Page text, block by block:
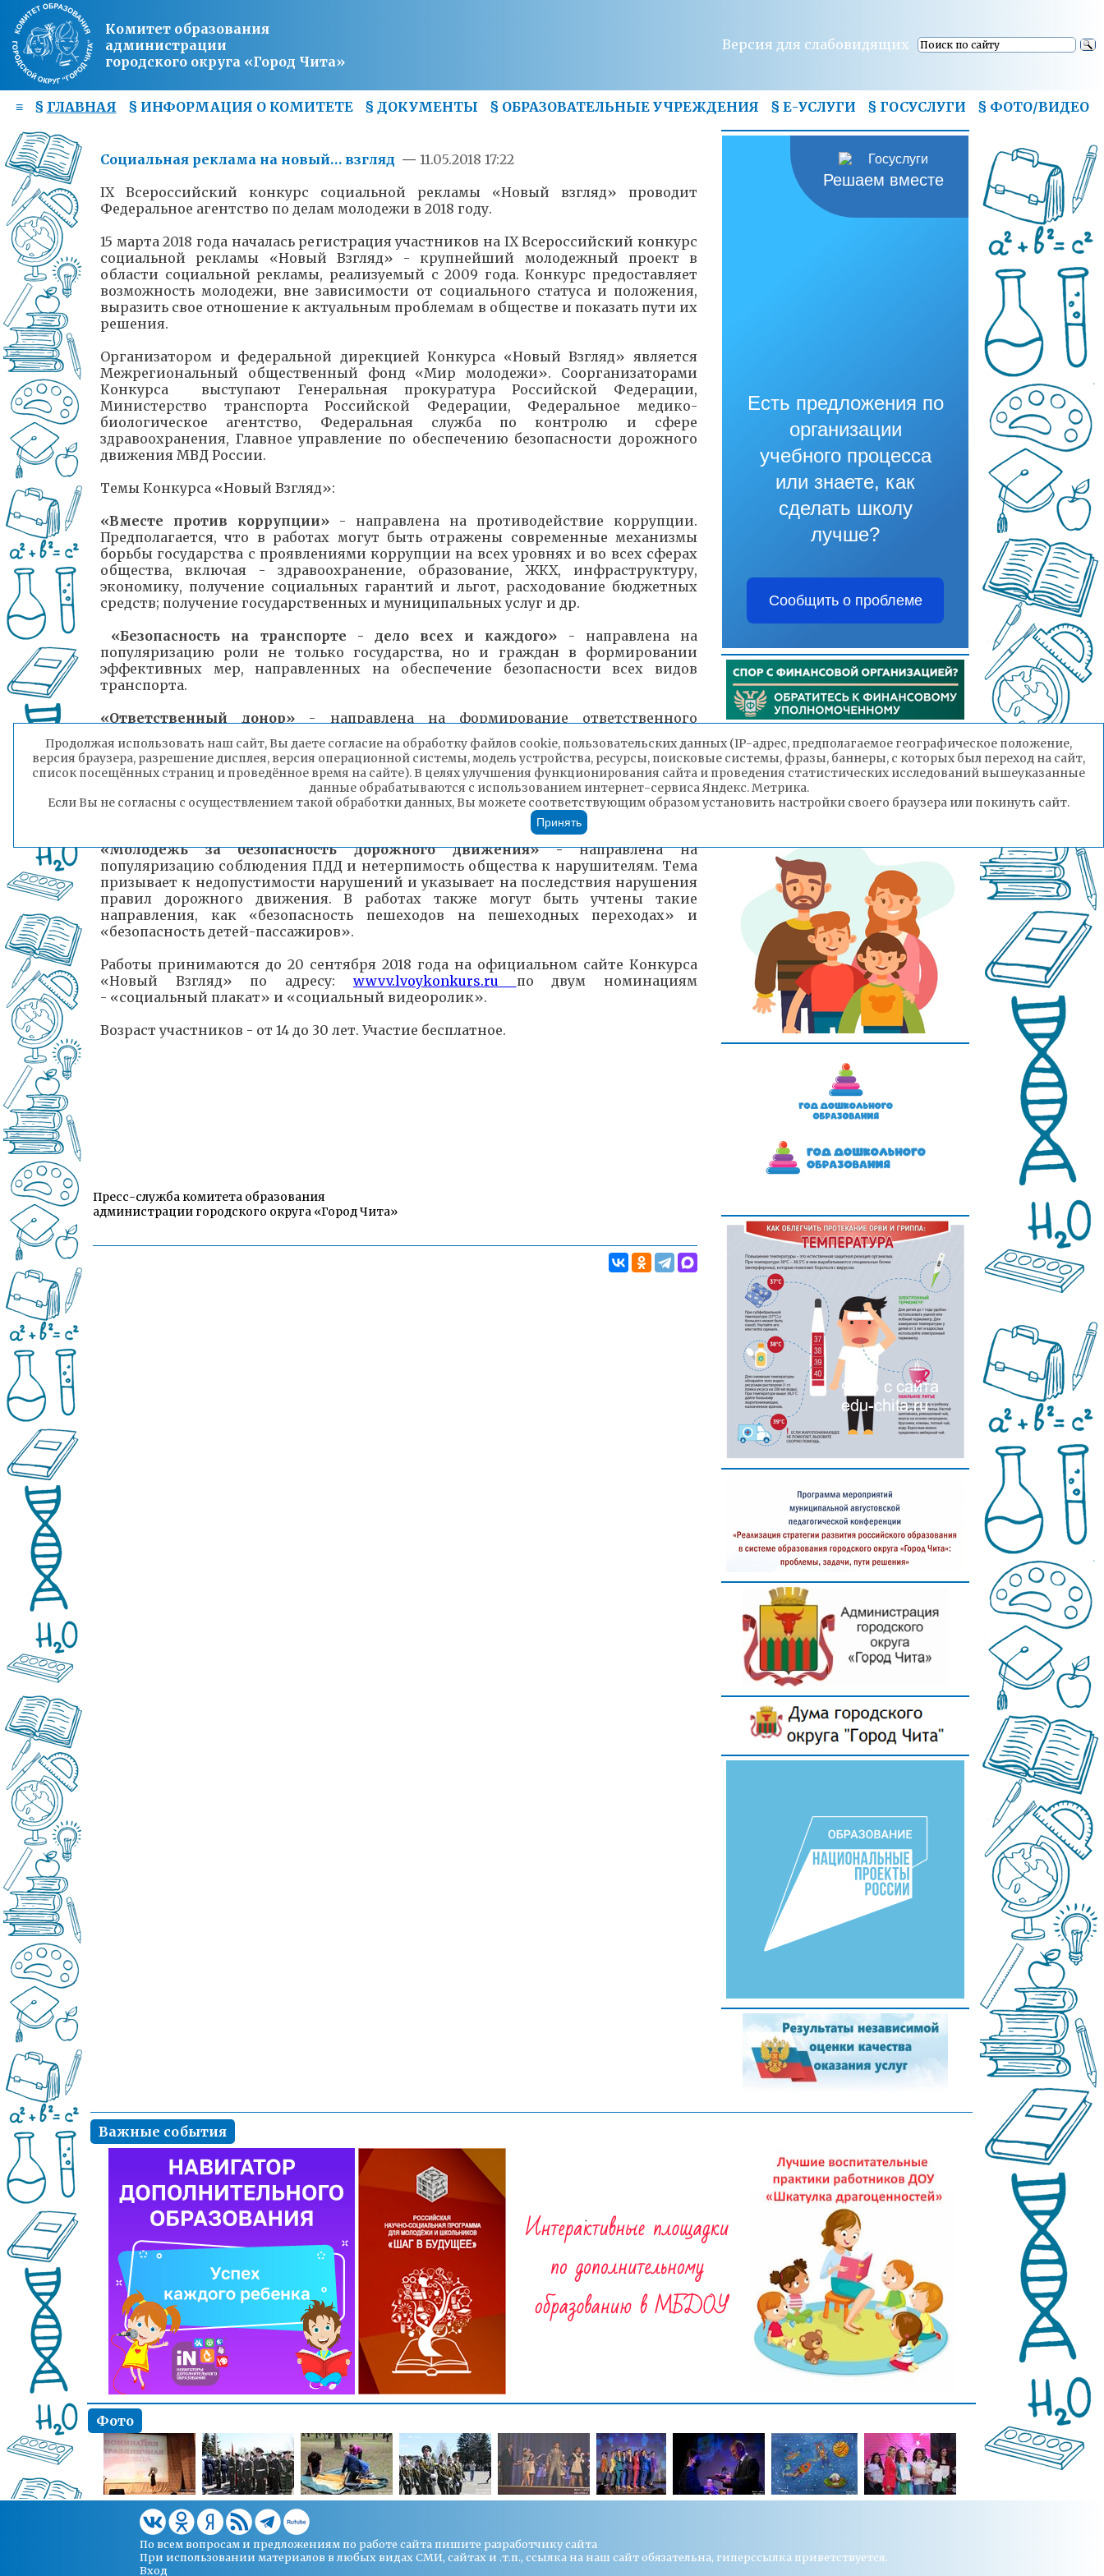
Комитет образования
администрации
городского округа «Город Чита»
Версия для слабовидящих
≡ § ГЛАВНАЯ § ИНФОРМАЦИЯ О КОМИТЕТЕ § ДОКУМЕНТЫ § ОБРАЗОВАТЕЛЬНЫЕ УЧРЕЖДЕНИЯ § Е-УСЛУГИ § ГОСУСЛУГИ § ФОТО/ВИДЕО
Социальная реклама на новый… взгляд — 11.05.2018 17:22
IX Всероссийский конкурс социальной рекламы «Новый взгляд» проводит
Федеральное агентство по делам молодежи в 2018 году.
15 марта 2018 года началась регистрация участников на IX Всероссийский конкурс
социальной рекламы «Новый Взгляд» - крупнейший молодежный проект в
области социальной рекламы, реализуемый с 2009 года. Конкурс предоставляет
возможность молодежи, вне зависимости от социального статуса и положения,
выразить свое отношение к актуальным проблемам в обществе и показать пути их
решения.
Организатором и федеральной дирекцией Конкурса «Новый Взгляд» является
Межрегиональный общественный фонд «Мир молодежи». Соорганизаторами
Конкурса выступают Генеральная прокуратура Российской Федерации,
Министерство транспорта Российской Федерации, Федеральное медико-
биологическое агентство, Федеральная служба по контролю и сфере
здравоохранения, Главное управление по обеспечению безопасности дорожного
движения МВД России.
Темы Конкурса «Новый Взгляд»:
«Вместе против коррупции» - направлена на противодействие коррупции.
Предполагается, что в работах могут быть отражены современные механизмы
борьбы государства с проявлениями коррупции на всех уровнях и во всех сферах
общества, включая - здравоохранение, образование, ЖКХ, инфраструктуру,
экономику, получение социальных гарантий и льгот, расходование бюджетных
средств; получение государственных и муниципальных услуг и др.
«Безопасность на транспорте - дело всех и каждого» - направлена на
популяризацию роли не только государства, но и граждан в формировании
эффективных мер, направленных на обеспечение безопасности всех видов
транспорта.
«Ответственный донор» - направлена на формирование ответственного
отношения к жизни человека, поскольку каждая донация может спасти чью-то
жизнь.
«Доступная и качественная медицина»- направлена на информирование
граждан о правах на получение своевременной, доступной, качественной
«Молодежь за безопасность дорожного движения» -направлена на
популяризацию соблюдения ПДД и нетерпимость общества к нарушителям. Тема
призывает к недопустимости нарушений и указывает на последствия нарушения
правил дорожного движения. В работах также могут быть учтены такие
направления, как «безопасность пешеходов на пешеходных переходах» и
«безопасность детей-пассажиров».
Работы принимаются до 20 сентября 2018 года на официальном сайте Конкурса
«Новый Взгляд» по адресу: wwvv.lvoykonkurs.ru по двум номинациям
- «социальный плакат» и «социальный видеоролик».
Возраст участников - от 14 до 30 лет. Участие бесплатное.
Пресс-служба комитета образования
администрации городского округа «Город Чита»
Решаем вместе
Есть предложения по
организации
учебного процесса
или знаете, как
сделать школу
лучше?
Сообщить о проблеме
Важные события
Фото
По всем вопросам и предложениям по работе сайта пишите разработчику сайта
При использовании материалов в любых видах СМИ, сайтах и .т.п., ссылка на наш сайт обязательна, гиперссылка приветствуется.
Вход
Продолжая использовать наш сайт, Вы даете согласие на обработку файлов cookie, пользовательских данных (IP-адрес, предполагаемое географическое положение,
версия браузера, разрешение дисплея, версия операционной системы, модель устройства, ресурсы, поисковые системы, фразы, баннеры, с которых был переход на сайт,
список посещённых страниц и проведённое время на сайте). В целях улучшения функционирования сайта и проведения статистических исследований вышеуказанные
данные обрабатываются с использованием интернет-сервиса Яндекс. Метрика.
Если Вы не согласны с осуществлением такой обработки данных, Вы можете соответствующим образом установить настройки своего браузера или покинуть сайт.
Принять